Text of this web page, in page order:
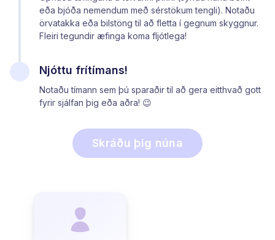
eða bjóða nemendum með sérstökum tengli). Notaðu
örvatakka eða bilstöng til að fletta í gegnum skyggnur.
Fleiri tegundir æfinga koma fljótlega!
Njóttu frítímans!
Notaðu tímann sem þú sparaðir til að gera eitthvað gott
fyrir sjálfan þig eða aðra! 😉
Skráðu þig núna